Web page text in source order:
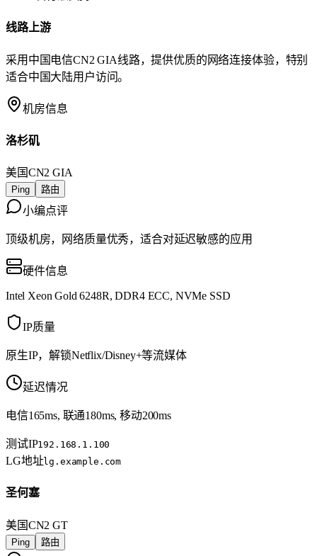
线路上游
采用中国电信CN2 GIA线路，提供优质的网络连接体验，特别
适合中国大陆用户访问。
机房信息
洛杉矶
美国CN2 GIA
Ping 路由
小编点评
顶级机房，网络质量优秀，适合对延迟敏感的应用
硬件信息
Intel Xeon Gold 6248R, DDR4 ECC, NVMe SSD
IP质量
原生IP，解锁Netflix/Disney+等流媒体
延迟情况
电信165ms, 联通180ms, 移动200ms
测试IP192.168.1.100
LG地址lg.example.com
圣何塞
美国CN2 GT
Ping 路由